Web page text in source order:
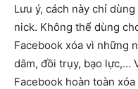
Lưu ý, cách này chỉ
nick. Không thể dùng
Facebook xóa vì những
dâm, đồi trụy, bạo lực,…
Facebook hoàn toàn